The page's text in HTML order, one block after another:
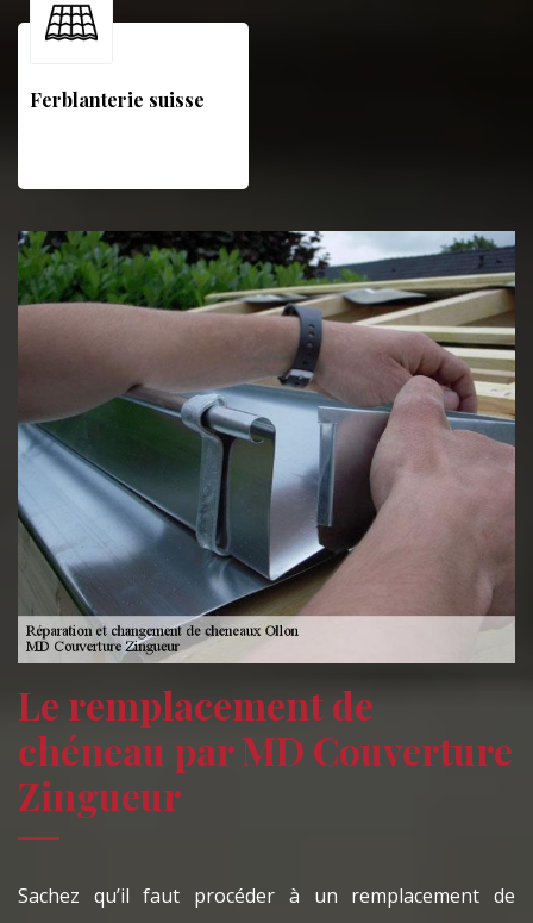
Ferblanterie suisse
Le remplacement de
chéneau par MD Couverture
Zingueur
Sachez qu’il faut procéder à un remplacement de